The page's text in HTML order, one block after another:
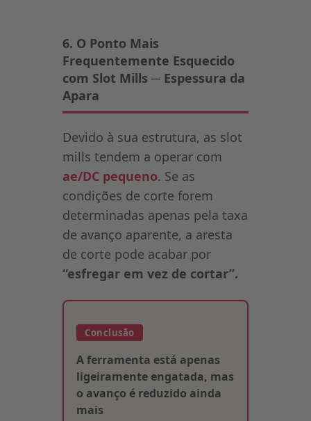
6. O Ponto Mais
Frequentemente Esquecido
com Slot Mills ─ Espessura da
Apara
Devido à sua estrutura, as slot
mills tendem a operar com
ae/DC pequeno. Se as
condições de corte forem
determinadas apenas pela taxa
de avanço aparente, a aresta
de corte pode acabar por
“esfregar em vez de cortar”.
Conclusão
A ferramenta está apenas
ligeiramente engatada, mas
o avanço é reduzido ainda
mais